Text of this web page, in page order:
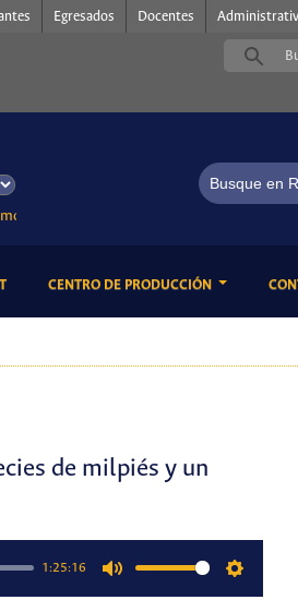
Egresados Docentes
Radio UNAL, somos música
(CURRENT)CENTRO DE PRODUCCIÓN
de milpiés y un
1:25:16